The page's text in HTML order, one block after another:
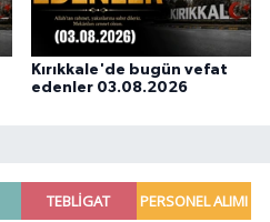
Kırıkkale'de bugün vefat
edenler 03.08.2026